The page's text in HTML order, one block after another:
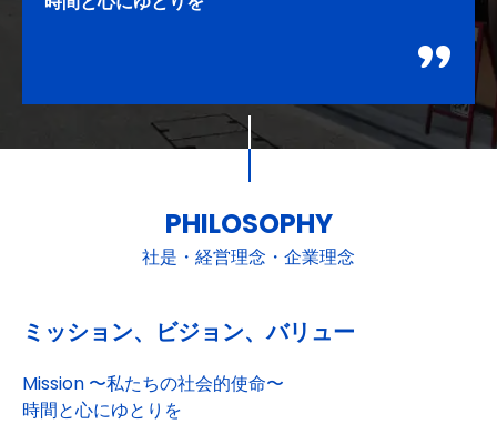
PHILOSOPHY
社是・経営理念・企業理念
ミッション、ビジョン、バリュー
Mission 〜私たちの社会的使命〜
時間と心にゆとりを